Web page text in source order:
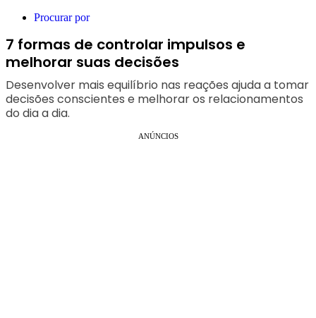
Procurar por
7 formas de controlar impulsos e
melhorar suas decisões
Desenvolver mais equilíbrio nas reações ajuda a tomar
decisões conscientes e melhorar os relacionamentos
do dia a dia.
ANÚNCIOS